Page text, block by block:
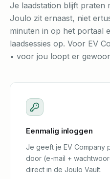
Je laadstation blijft praten
Joulo zit ernaast, niet
minuten in op het portaal
laadsessies op. Voor EV
• voor jou loopt er
Eenmalig inloggen
Je geeft je EV Company
door (e-mail +
direct in de Joulo Vault.